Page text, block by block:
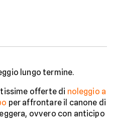
lungo termine.
offerte di noleggio a
per affrontare il canone di
ovvero con anticipo